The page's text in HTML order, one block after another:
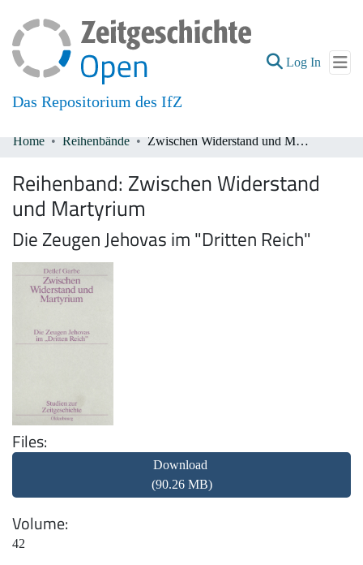
Das Repositorium des IfZ
Log In (current)
All of DSpace
Home Reihenbände Zwischen Widerstand und Martyrium
Reihenband: Zwischen Widerstand
und Martyrium
Die Zeugen Jehovas im "Dritten Reich"
Files
Download
(90.26 MB)
Volume
42